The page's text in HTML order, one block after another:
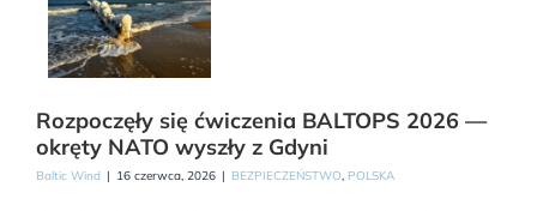
Rozpoczęły się ćwiczenia BALTOPS 2026 —
okręty NATO wyszły z Gdyni
Baltic Wind | 16 czerwca, 2026 | BEZPIECZEŃSTWO POLSKA